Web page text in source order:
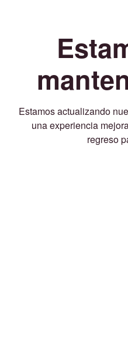
Estamos actualizando
una experiencia
regreso